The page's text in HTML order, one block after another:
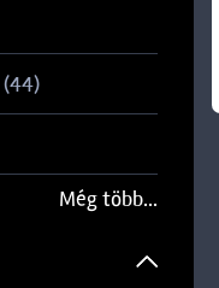
44
Még több...